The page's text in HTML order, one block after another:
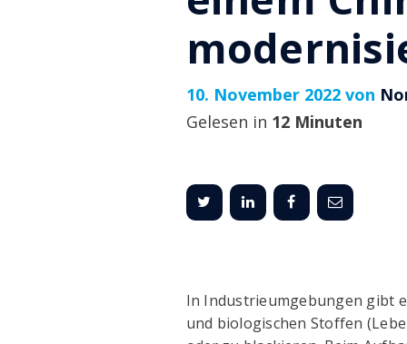
10. November 2022 von
Gelesen in 12 Minuten
In Industrieumgebungen gibt
und biologischen Stoffen